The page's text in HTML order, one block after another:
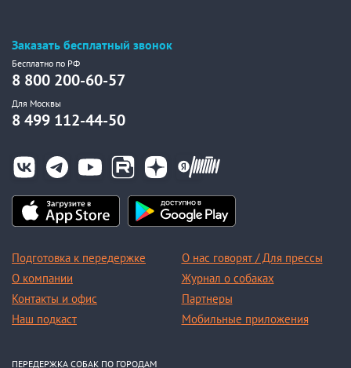
Заказать бесплатный звонок
Бесплатно по РФ
8 800 200-60-57
Для Москвы
8 499 112-44-50
Подготовка к передержке
О компании
Контакты и офис
Наш подкаст
О нас говорят / Для прессы
Журнал о собаках
Партнеры
Мобильные приложения
ПЕРЕДЕРЖКА СОБАК ПО ГОРОДАМ